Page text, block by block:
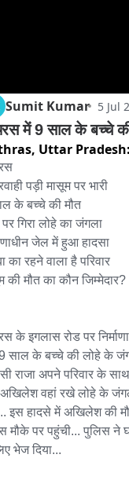
Sumit Kumar 5 Jul
में 9 साल के बच्चे की
Uttar Pradesh:
पड़ी मासूम पर भारी
के बच्चे की मौत
गिरा लोहे का जंगला
जेल में हुआ हादसा
का रहने वाला है परिवार
की मौत का कौन जिम्मेदार?
के इगलास रोड पर
साल के बच्चे की लोहे के
राजा अपने परिवार के
अखिलेश वहां रखे लोहे के
इस हादसे में अखिलेश की
मौके पर पहुंची... पुलिस ने
भेज दिया...